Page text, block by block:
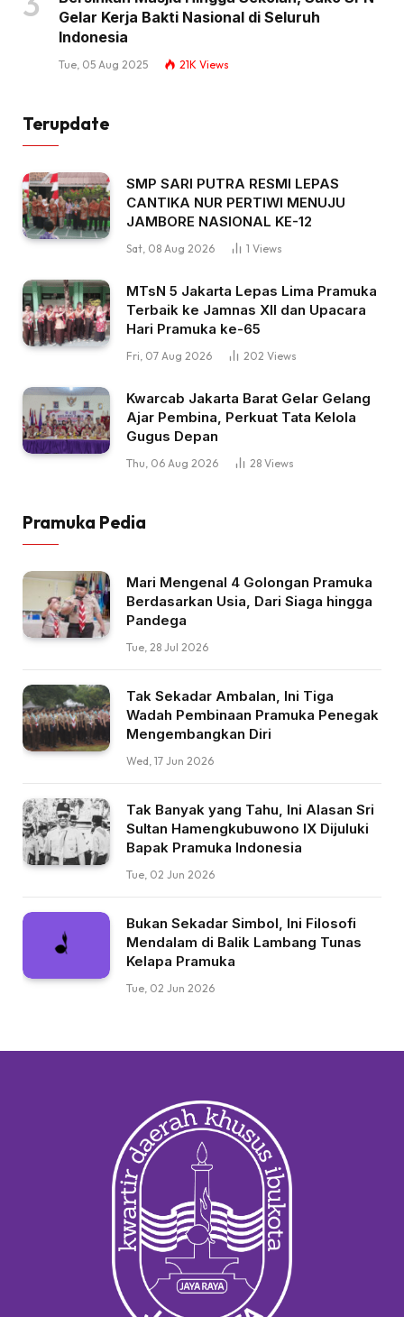
Gelar Kerja Bakti Nasional di Seluruh
Indonesia
Tue, 05 Aug 2025 21K Views
Terupdate
SMP SARI PUTRA RESMI LEPAS
CANTIKA NUR PERTIWI MENUJU
JAMBORE NASIONAL KE-12
Sat, 08 Aug 2026 1 Views
MTsN 5 Jakarta Lepas Lima Pramuka
Terbaik ke Jamnas XII dan Upacara
Hari Pramuka ke-65
Fri, 07 Aug 2026 202 Views
Kwarcab Jakarta Barat Gelar Gelang
Ajar Pembina, Perkuat Tata Kelola
Gugus Depan
Thu, 06 Aug 2026 28 Views
Pramuka Pedia
Mari Mengenal 4 Golongan Pramuka
Berdasarkan Usia, Dari Siaga hingga
Pandega
Tue, 28 Jul 2026
Tak Sekadar Ambalan, Ini Tiga
Wadah Pembinaan Pramuka Penegak
Mengembangkan Diri
Wed, 17 Jun 2026
Tak Banyak yang Tahu, Ini Alasan Sri
Sultan Hamengkubuwono IX Dijuluki
Bapak Pramuka Indonesia
Tue, 02 Jun 2026
Bukan Sekadar Simbol, Ini Filosofi
Mendalam di Balik Lambang Tunas
Kelapa Pramuka
Tue, 02 Jun 2026